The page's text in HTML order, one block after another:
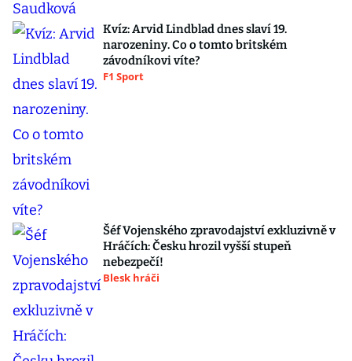
Kvíz: Arvid Lindblad dnes slaví 19.
narozeniny. Co o tomto britském
závodníkovi víte?
F1 Sport
Šéf Vojenského zpravodajství exkluzivně v
Hráčích: Česku hrozil vyšší stupeň
nebezpečí!
Blesk hráči